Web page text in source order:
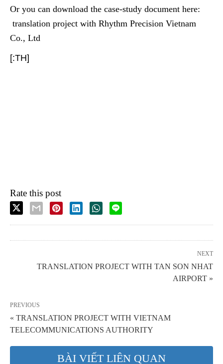
Or you can download the case-study document here:
translation project with Rhythm Precision Vietnam
Co., Ltd
[:TH]
Rate this post
NEXT
TRANSLATION PROJECT WITH TAN SON NHAT
AIRPORT »
PREVIOUS
« TRANSLATION PROJECT WITH VIETNAM
TELECOMMUNICATIONS AUTHORITY
BÀI VIẾT LIÊN QUAN